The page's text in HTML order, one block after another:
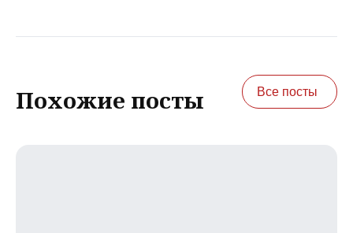
Похожие посты Все посты